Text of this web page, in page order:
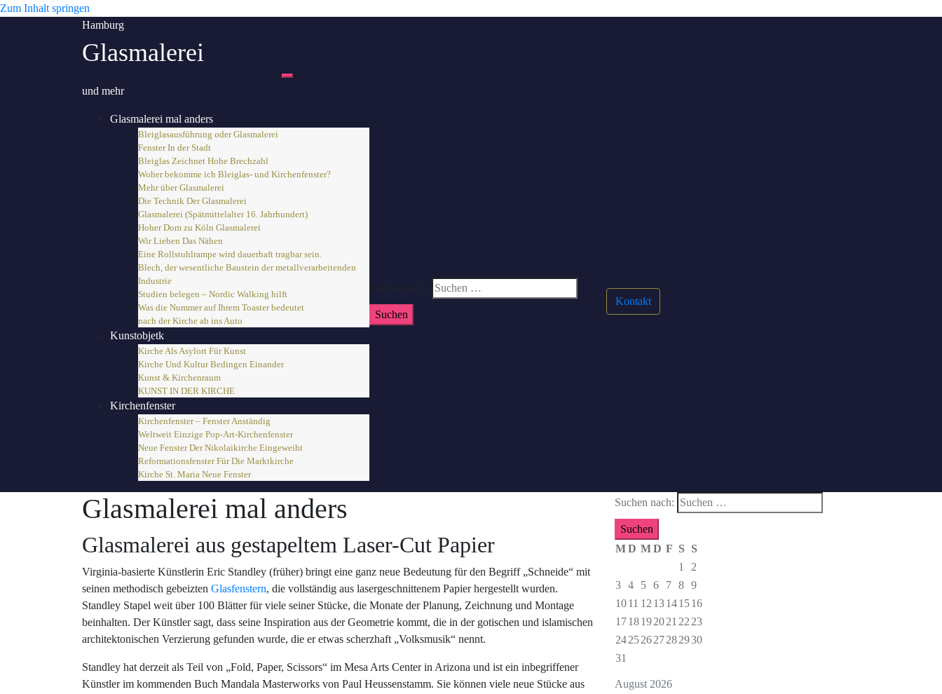
Zum Inhalt springen
Hamburg
Glasmalerei
und mehr
Glasmalerei mal anders
Bleiglasausführung oder Glasmalerei
Fenster In der Stadt
Bleiglas Zeichnet Hohe Brechzahl
Woher bekomme ich Bleiglas- und Kirchenfenster?
Mehr über Glasmalerei
Die Technik Der Glasmalerei
Glasmalerei (Spätmittelalter 16. Jahrhundert)
Hoher Dom zu Köln Glasmalerei
Wir Lieben Das Nähen
Eine Rollstuhlrampe wird dauerhaft tragbar sein.
Blech, der wesentliche Baustein der metallverarbeitenden
Industrie
Studien belegen – Nordic Walking hilft
Was die Nummer auf Ihrem Toaster bedeutet
nach der Kirche ab ins Auto
Kunstobjetk
Kirche Als Asylort Für Kunst
Kirche Und Kultur Bedingen Einander
Kunst & Kirchenraum
KUNST IN DER KIRCHE
Kirchenfenster
Kirchenfenster – Fenster Anständig
Weltweit Einzige Pop-Art-Kirchenfenster
Neue Fenster Der Nikolaikirche Eingeweiht
Reformationsfenster Für Die Marktkirche
Kirche St. Maria Neue Fenster
Kontakt
Glasmalerei mal anders
Glasmalerei aus gestapeltem Laser-Cut Papier
Virginia-basierte Künstlerin Eric Standley (früher) bringt eine ganz neue Bedeutung für den Begriff „Schneide“ mit
seinen methodisch gebeizten Glasfenstern, die vollständig aus lasergeschnittenem Papier hergestellt wurden.
Standley Stapel weit über 100 Blätter für viele seiner Stücke, die Monate der Planung, Zeichnung und Montage
beinhalten. Der Künstler sagt, dass seine Inspiration aus der Geometrie kommt, die in der gotischen und islamischen
architektonischen Verzierung gefunden wurde, die er etwas scherzhaft „Volksmusik“ nennt.
Standley hat derzeit als Teil von „Fold, Paper, Scissors“ im Mesa Arts Center in Arizona und ist ein inbegriffener
Künstler im kommenden Buch Mandala Masterworks von Paul Heussenstamm. Sie können viele neue Stücke aus
Suchen nach:
August 2026
MD MD F S S
1
2
3 4 5 6 7 8 9
1011 12 13141516
1718192021 22 23
24252627282930
31